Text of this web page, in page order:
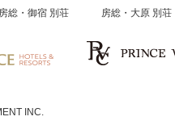
総・御宿 別荘 房総・大原 別荘
INC.